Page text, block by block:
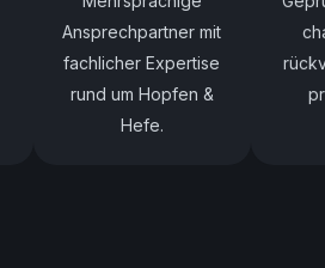
Ansprechpartner mit
fachlicher Expertise
rund um Hopfen &
Hefe.